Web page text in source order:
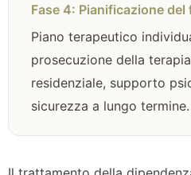
Fase 4: Pianificazione
Piano terapeutico
prosecuzione della
residenziale, supporto
sicurezza a lungo termine.